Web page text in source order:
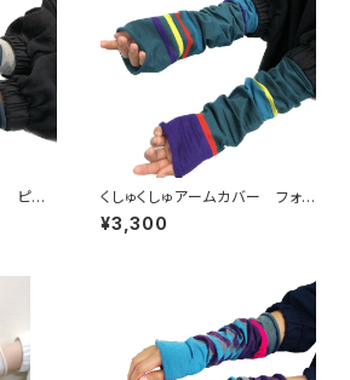
ピー
くしゅくしゅアームカバー フォ
レスト
¥3,300